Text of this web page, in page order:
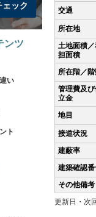
交通
所在地
土地面積
担面積
所在階／
管理費及
立金
地目
接道状況
建蔽率
建築確認
その他備考
更新日・次
ック
ンツ
い
ト